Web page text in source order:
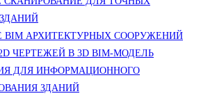
BIM АРХИТЕКТУРНЫХ СООРУЖЕНИЙ
ЧЕРТЕЖЕЙ В 3D BIM-МОДЕЛЬ
ДЛЯ ИНФОРМАЦИОННОГО
ЗДАНИЙ